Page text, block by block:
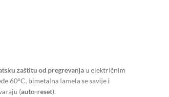
zaštitu od pregrevanja u električnim
60°C, bimetalna lamela se savije i
(auto-reset).